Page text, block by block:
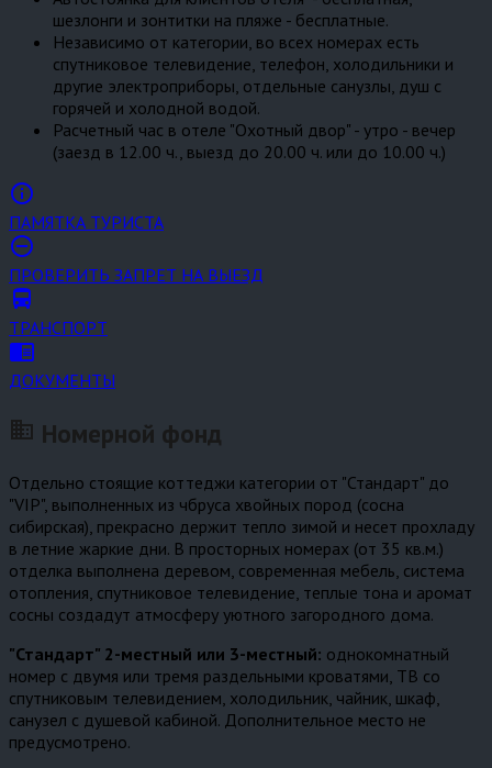
шезлонги и зонтитки на пляже - бесплатные.
Независимо от категории, во всех номерах есть
спутниковое телевидение, телефон, холодильники и
другие электроприборы, отдельные санузлы, душ с
горячей и холодной водой.
Расчетный час в отеле "Охотный двор" - утро - вечер
(заезд в 12.00 ч., выезд до 20.00 ч. или до 10.00 ч.)
info_outline
ПАМЯТКА ТУРИСТА
remove_circle_outline
ПРОВЕРИТЬ ЗАПРЕТ НА ВЫЕЗД
directions_bus
ТРАНСПОРТ
chrome_reader_mode
ДОКУМЕНТЫ
business Номерной фонд
Отдельно стоящие коттеджи категории от "Стандарт" до
"VIP", выполненных из чбруса хвойных пород (сосна
сибирская), прекрасно держит тепло зимой и несет прохладу
в летние жаркие дни. В просторных номерах (от 35 кв.м.)
отделка выполнена деревом, современная мебель, система
отопления, спутниковое телевидение, теплые тона и аромат
сосны создадут атмосферу уютного загородного дома.
"Стандарт" 2-местный или 3-местный: однокомнатный
номер с двумя или тремя раздельными кроватями, ТВ со
спутниковым телевидением, холодильник, чайник, шкаф,
санузел с душевой кабиной. Дополнительное место не
предусмотрено.